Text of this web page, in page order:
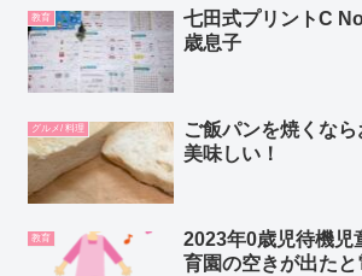
教育
七田式プリントC
歳息子
グルメ/ 料理
ご飯パンを焼くな
美味しい！
教育
2023年0歳児待機児
育園の空きが出た